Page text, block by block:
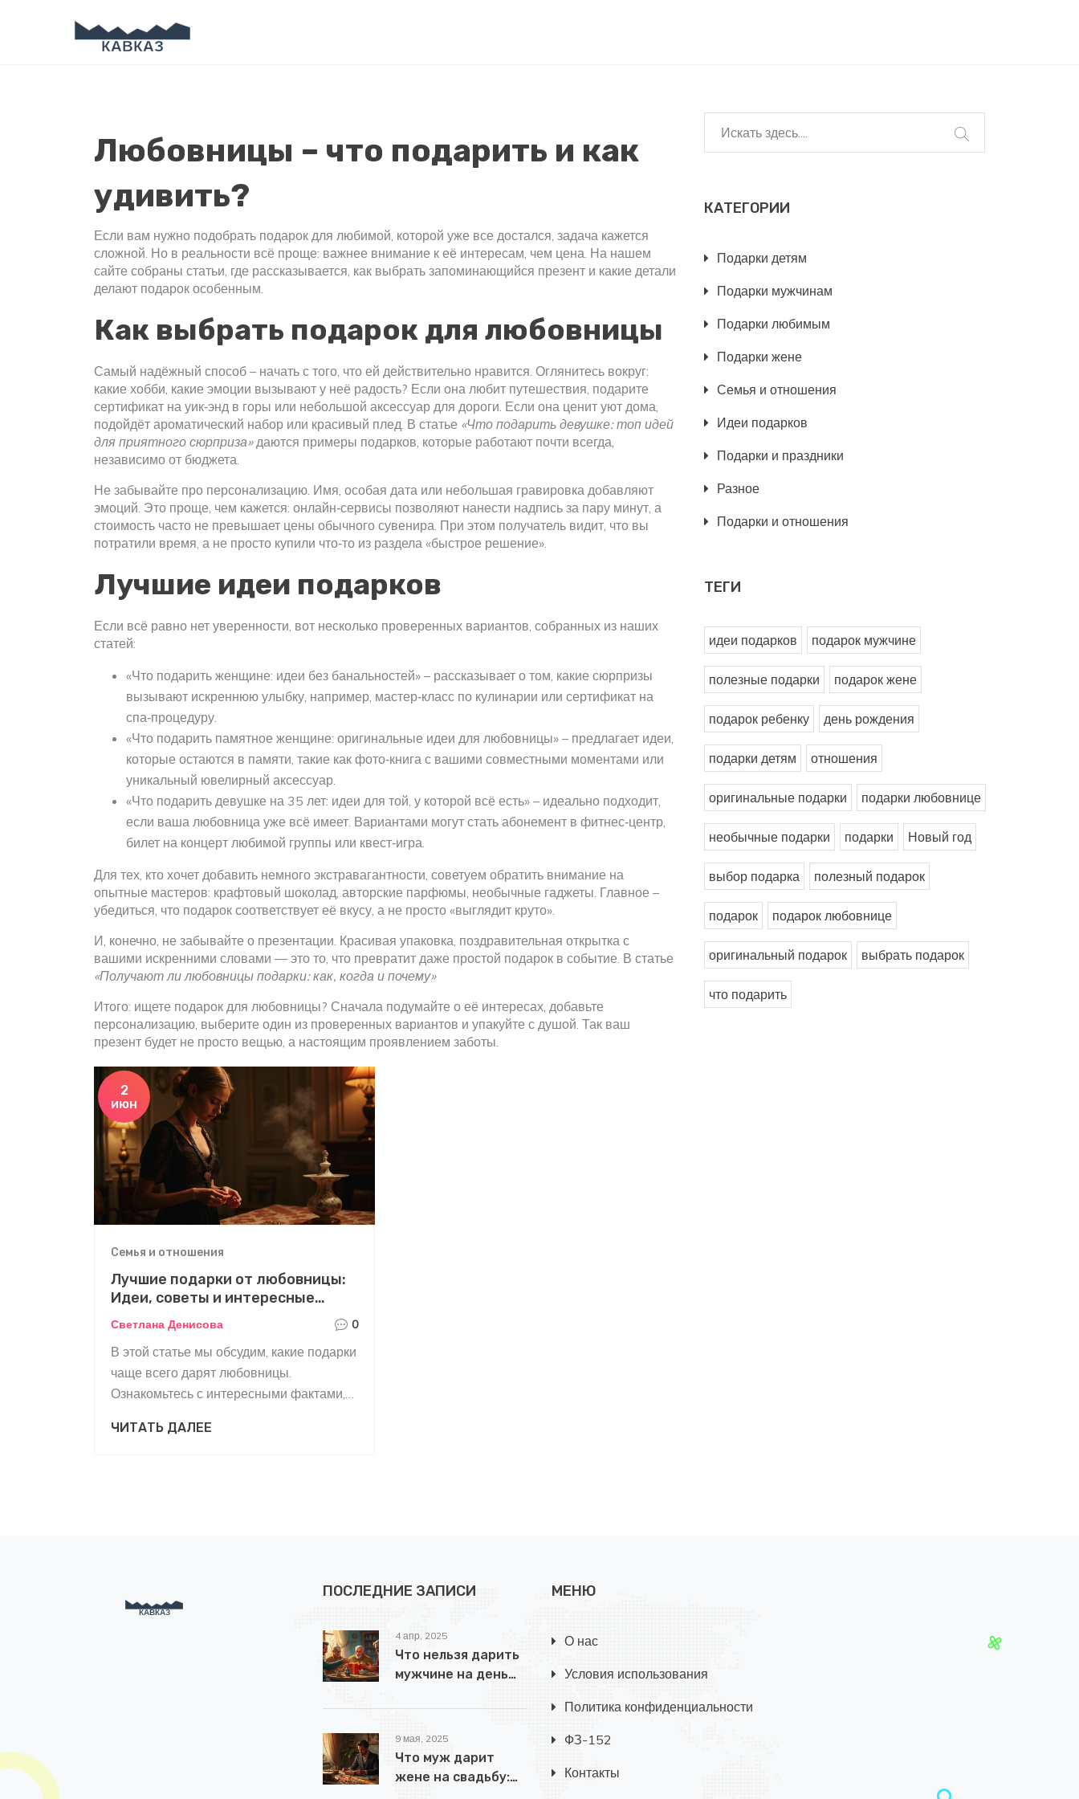
Любовницы – что подарить и как
удивить?
Если вам нужно подобрать подарок для любимой, которой уже все достался, задача кажется
сложной. Но в реальности всё проще: важнее внимание к её интересам, чем цена. На нашем
сайте собраны статьи, где рассказывается, как выбрать запоминающийся презент и какие детали
делают подарок особенным.
Как выбрать подарок для любовницы
Самый надёжный способ – начать с того, что ей действительно нравится. Оглянитесь вокруг:
какие хобби, какие эмоции вызывают у неё радость? Если она любит путешествия, подарите
сертификат на уик‑энд в горы или небольшой аксессуар для дороги. Если она ценит уют дома,
подойдёт ароматический набор или красивый плед. В статье «Что подарить девушке: топ идей
для приятного сюрприза»даются примеры подарков, которые работают почти всегда,
независимо от бюджета.
Не забывайте про персонализацию. Имя, особая дата или небольшая гравировка добавляют
эмоций. Это проще, чем кажется: онлайн‑сервисы позволяют нанести надпись за пару минут, а
стоимость часто не превышает цены обычного сувенира. При этом получатель видит, что вы
потратили время, а не просто купили что‑то из раздела «быстрое решение».
Лучшие идеи подарков
Если всё равно нет уверенности, вот несколько проверенных вариантов, собранных из наших
статей:
«Что подарить женщине: идеи без банальностей» – рассказывает о том, какие сюрпризы
вызывают искреннюю улыбку, например, мастер‑класс по кулинарии или сертификат на
спа‑процедуру.
«Что подарить памятное женщине: оригинальные идеи для любовницы» – предлагает идеи,
которые остаются в памяти, такие как фото‑книга с вашими совместными моментами или
уникальный ювелирный аксессуар.
«Что подарить девушке на 35 лет: идеи для той, у которой всё есть» – идеально подходит,
если ваша любовница уже всё имеет. Вариантами могут стать абонемент в фитнес‑центр,
билет на концерт любимой группы или квест‑игра.
Для тех, кто хочет добавить немного экстравагантности, советуем обратить внимание на
опытные мастеров: крафтовый шоколад, авторские парфюмы, необычные гаджеты. Главное –
убедиться, что подарок соответствует её вкусу, а не просто «выглядит круто».
И, конечно, не забывайте о презентации. Красивая упаковка, поздравительная открытка с
вашими искренними словами — это то, что превратит даже простой подарок в событие. В статье
«Получают ли любовницы подарки: как, когда и почему»
Итого: ищете подарок для любовницы? Сначала подумайте о её интересах, добавьте
персонализацию, выберите один из проверенных вариантов и упакуйте с душой. Так ваш
презент будет не просто вещью, а настоящим проявлением заботы.
2
июн
Семья и отношения
Лучшие подарки от любовницы:
Идеи, советы и интересные
факты
Светлана Денисова 0
В этой статье мы обсудим, какие подарки
чаще всего дарят любовницы.
Ознакомьтесь с интересными фактами,
также предоставим практические
ЧИТАТЬ ДАЛЕЕ
КАТЕГОРИИ
Подарки детям
Подарки мужчинам
Подарки любимым
Подарки жене
Семья и отношения
Идеи подарков
Подарки и праздники
Разное
Подарки и отношения
ТЕГИ
идеи подарков подарок мужчине
полезные подарки подарок жене
подарок ребенку день рождения
подарки детям отношения
оригинальные подарки подарки любовнице
необычные подарки подарки Новый год
выбор подарка полезный подарок
подарок подарок любовнице
оригинальный подарок выбрать подарок
что подарить
ПОСЛЕДНИЕ ЗАПИСИ
4 апр, 2025
Что нельзя дарить
мужчине на день
9 мая, 2025
Что муж дарит
жене на свадьбу:
МЕНЮ
О нас
Условия использования
Политика конфиденциальности
ФЗ-152
Контакты